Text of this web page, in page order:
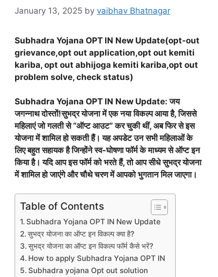
January 13, 2025 by vaibhav Bhatnagar
Subhadra Yojana OPT IN New Update(opt-out
grievance,opt out application,opt out kemiti
kariba, opt out abhijoga kemiti kariba,opt out
problem solve, check status)
Subhadra Yojana OPT IN New Update: जय
जगन्नाथ दोस्तों!सुभद्र योजना में एक नया विकल्प आया है, जिससे
महिलाएं जो गलती से “ऑप्ट आउट” कर चुकी थीं, अब फिर से इस
योजना में शामिल हो सकती हैं। यह अपडेट उन सभी महिलाओं के
लिए बहुत सहायक है जिन्होंने स्व-घोषणा फॉर्म के माध्यम से ऑप्ट इन
किया है। यदि आप इस फॉर्म को भरते हैं, तो आप सीधे सुभद्र योजना
में शामिल हो जाएंगे और चौथे चरण में आपको भुगतान मिल जाएगा।
Table of Contents
Subhadra Yojana OPT IN New Update
सुभद्र योजना का ऑप्ट इन विकल्प क्या है?
सुभद्र योजना का ऑप्ट इन विकल्प फॉर्म कैसे भरें?
How to apply Subhadra Yojana OPT IN
Subhadra yojana Opt out solution